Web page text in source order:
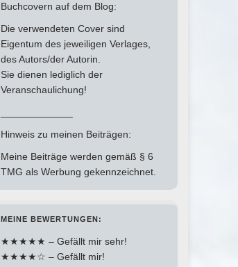
Buchcovern auf dem Blog:
Die verwendeten Cover sind
Eigentum des jeweiligen Verlages,
des Autors/der Autorin.
Sie dienen lediglich der
Veranschaulichung!
Hinweis zu meinen Beiträgen:
Meine Beiträge werden gemäß § 6
TMG als Werbung gekennzeichnet.
MEINE BEWERTUNGEN:
★★★★★ – Gefällt mir sehr!
★★★★☆ – Gefällt mir!